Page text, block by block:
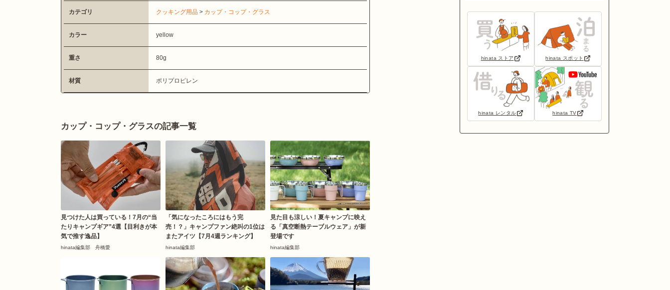
カテゴリ クッキング用品 > カップ・コップ・グラス
カラー yellow
重さ 80g
材質 ポリプロピレン
カップ・コップ・グラスの記事一覧
見つけた人は買っている！7月の“当
たりキャンプギア”4選【目利きが本
気で推す逸品】
hinata編集部 舟橋愛
「気になったころにはもう完
売！？」キャンプファン絶叫の1位は
またアイツ【7月4週ランキング】
hinata編集部
見た目も涼しい！夏キャンプに映え
る「真空断熱テーブルウェア」が新
登場です
hinata編集部
hinata ストア hinata スポット
hinata レンタル hinata TV